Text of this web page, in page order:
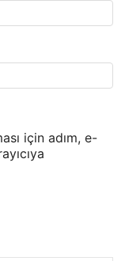
için adım, e-